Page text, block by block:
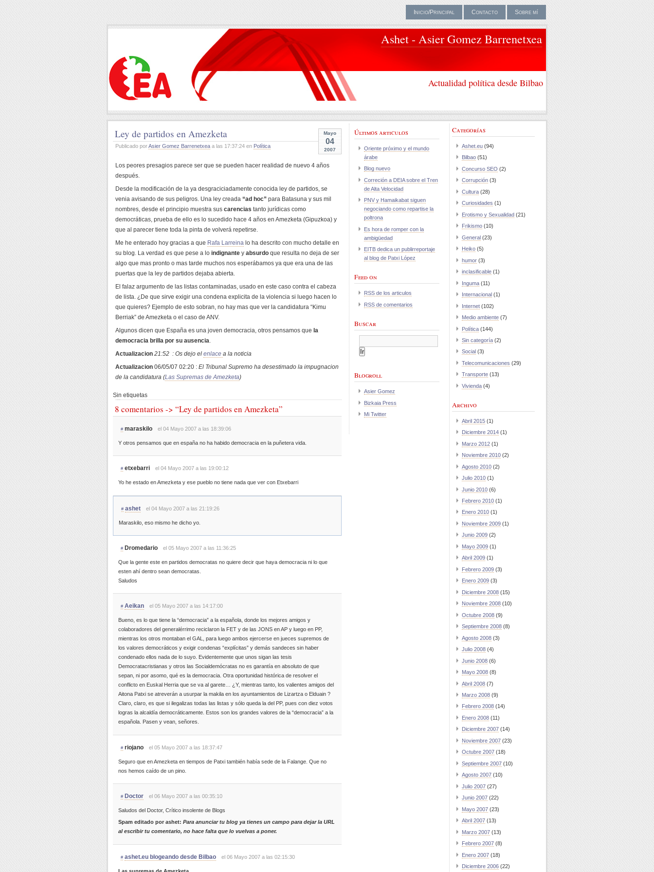
Inicio/Principal Contacto Sobre mí
Ashet - Asier Gomez Barrenetxea
Actualidad política desde Bilbao
Mayo
04
2007
Ley de partidos en Amezketa
Publicado porAsier Gomez Barrenetxea a las 17:37:24 en Política
Los peores presagios parece ser que se pueden hacer realidad de nuevo 4 años
después.
Desde la modificación de la ya desgraciciadamente conocida ley de partidos, se
venia avisando de sus peligros. Una ley creada “ad hoc” para Batasuna y sus mil
nombres, desde el principio muestra sus carencias tanto jurídicas como
democráticas, prueba de ello es lo sucedido hace 4 años en Amezketa (Gipuzkoa) y
que al parecer tiene toda la pinta de volverá repetirse.
Me he enterado hoy gracias a que Rafa Larreina lo ha descrito con mucho detalle en
su blog. La verdad es que pese a lo indignante y absurdo que resulta no deja de ser
algo que mas pronto o mas tarde muchos nos esperábamos ya que era una de las
puertas que la ley de partidos dejaba abierta.
El falaz argumento de las listas contaminadas, usado en este caso contra el cabeza
de lista. ¿De que sirve exigir una condena explicita de la violencia si luego hacen lo
que quieres? Ejemplo de esto sobran, no hay mas que ver la candidatura “Kimu
Berriak” de Amezketa o el caso de ANV.
Algunos dicen que España es una joven democracia, otros pensamos que la
democracia brilla por su ausencia.
Actualizacion 21:52 : Os dejo el enlace a la noticia
Actualizacion 06/05/07 02:20 : El Tribunal Supremo ha desestimado la impugnacion
de la candidatura (Las Supremas de Amezketa)
Sin etiquetas
8 comentarios -> “Ley de partidos en Amezketa”
# maraskilo el 04 Mayo 2007 a las 18:39:06
Y otros pensamos que en españa no ha habido democracia en la puñetera vida.
# etxebarri el 04 Mayo 2007 a las 19:00:12
Yo he estado en Amezketa y ese pueblo no tiene nada que ver con Etxebarri
# ashet el 04 Mayo 2007 a las 21:19:26
Maraskilo, eso mismo he dicho yo.
# Dromedario el 05 Mayo 2007 a las 11:36:25
Que la gente este en partidos democratas no quiere decir que haya democracia ni lo que
esten ahí dentro sean democratas.
Saludos
# Aeikan el 05 Mayo 2007 a las 14:17:00
Bueno, es lo que tiene la “democracia” a la española, donde los mejores amigos y
colaboradores del generalérrimo reciclaron la FET y de las JONS en AP y luego en PP,
mientras los otros montaban el GAL, para luego ambos ejercerse en jueces supremos de
los valores democráticos y exigir condenas “explícitas” y demás sandeces sin haber
condenado ellos nada de lo suyo. Evidentemente que unos sigan las tesis
Democratacristianas y otros las Socialdemócratas no es garantía en absoluto de que
sepan, ni por asomo, qué es la democracia. Otra oportunidad histórica de resolver el
conflicto en Euskal Herria que se va al garete… ¿Y, mientras tanto, los valientes amigos del
Aitona Patxi se atreverán a usurpar la makila en los ayuntamientos de Lizartza o Elduain ?
Claro, claro, es que si ilegalizas todas las listas y sólo queda la del PP, pues con diez votos
logras la alcaldía democráticamente. Estos son los grandes valores de la “democracia” a la
española. Pasen y vean, señores.
# riojano el 05 Mayo 2007 a las 18:37:47
Seguro que en Amezketa en tiempos de Patxi también había sede de la Falange. Que no
nos hemos caído de un pino.
# Doctor el 06 Mayo 2007 a las 00:35:10
Saludos del Doctor, Crítico insolente de Blogs
Spam editado por ashet: Para anunciar tu blog ya tienes un campo para dejar la URL
al escribir tu comentario, no hace falta que lo vuelvas a poner.
# ashet.eu blogeando desde Bilbao el 06 Mayo 2007 a las 02:15:30
Últimos articulos
Oriente próximo y el mundo
árabe
Blog nuevo
Correción a DEIA sobre el Tren
de Alta Velocidad
PNV y Hamaikabat siguen
negociando como repartise la
poltrona
Es hora de romper con la
ambigüedad
EITB dedica un publirreportaje
al blog de Patxi López
Feed on
RSS de los articulos
RSS de comentarios
Buscar
Blogroll
Asier Gomez
Bizkaia Press
Mi Twitter
Categorías
Ashet.eu (94)
Bilbao (51)
Concurso SEO (2)
Corrupción (3)
Cultura (28)
Curiosidades (1)
Erotismo y Sexualidad (21)
Frikismo (10)
General (23)
Heiko (5)
humor (3)
inclasificable (1)
Inguma (11)
Internacional (1)
Internet (102)
Medio ambiente (7)
Política (144)
Sin categoría (2)
Social (3)
Telecomunicaciones (29)
Transporte (13)
Vivienda (4)
Archivo
Abril 2015 (1)
Diciembre 2014 (1)
Marzo 2012 (1)
Noviembre 2010 (2)
Agosto 2010 (2)
Julio 2010 (1)
Junio 2010 (6)
Febrero 2010 (1)
Enero 2010 (1)
Noviembre 2009 (1)
Junio 2009 (2)
Mayo 2009 (1)
Abril 2009 (1)
Febrero 2009 (3)
Enero 2009 (3)
Diciembre 2008 (15)
Noviembre 2008 (10)
Octubre 2008 (9)
Septiembre 2008 (8)
Agosto 2008 (3)
Julio 2008 (4)
Junio 2008 (6)
Mayo 2008 (8)
Abril 2008 (7)
Marzo 2008 (9)
Febrero 2008 (14)
Enero 2008 (11)
Diciembre 2007 (14)
Noviembre 2007 (23)
Octubre 2007 (18)
Septiembre 2007 (10)
Agosto 2007 (10)
Julio 2007 (27)
Junio 2007 (22)
Mayo 2007 (23)
Abril 2007 (13)
Marzo 2007 (13)
Febrero 2007 (8)
Enero 2007 (18)
Diciembre 2006 (22)